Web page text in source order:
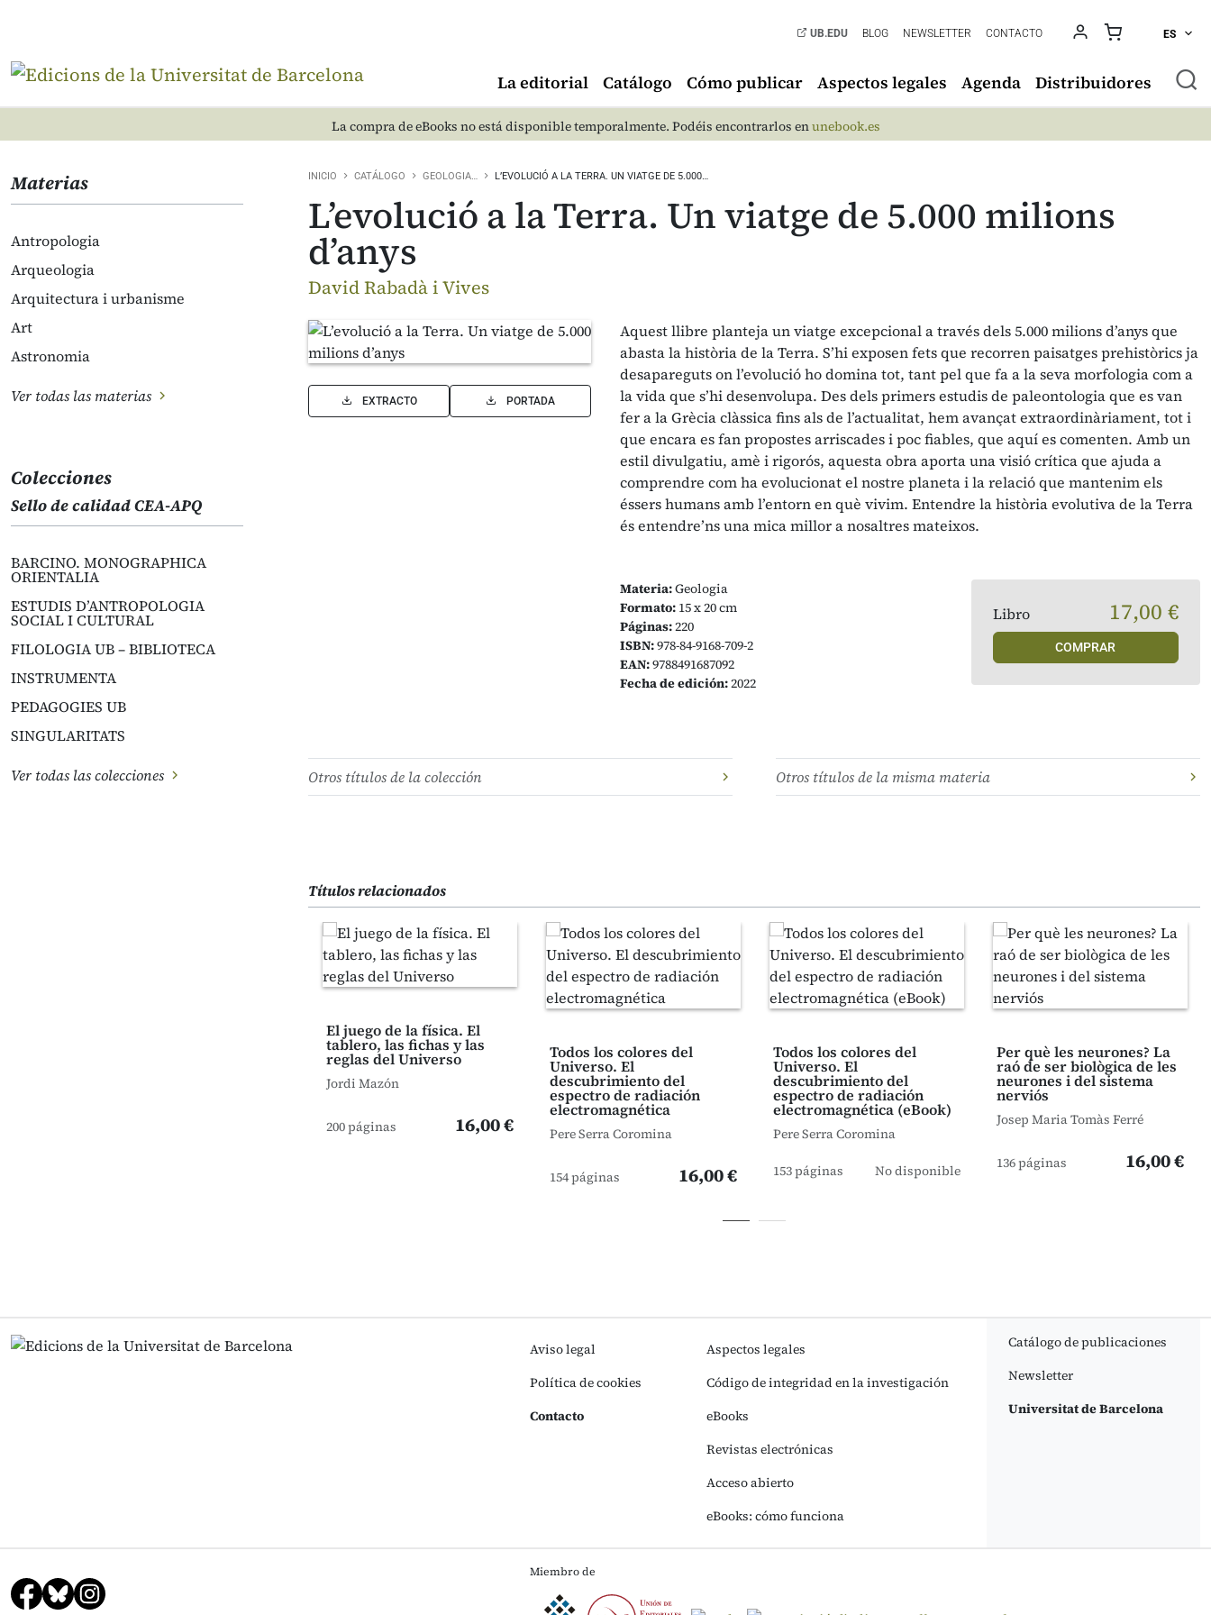
UB.EDU BLOG NEWSLETTER CONTACTO ES
La editorial Catálogo Cómo publicar Aspectos legales Agenda Distribuidores
La compra de eBooks no está disponible temporalmente. Podéis encontrarlos enunebook.es
Materias
Antropologia
Arqueologia
Arquitectura i urbanisme
Art
Astronomia
Ver todas las materias
Colecciones
Sello de calidad CEA-APQ
BARCINO. MONOGRAPHICA
ORIENTALIA
ESTUDIS D’ANTROPOLOGIA
SOCIAL I CULTURAL
FILOLOGIA UB – BIBLIOTECA
INSTRUMENTA
PEDAGOGIES UB
SINGULARITATS
Ver todas las colecciones
INICIO CATÁLOGO GEOLOGIA… L’EVOLUCIÓ A LA TERRA. UN VIATGE DE 5.000…
L’evolució a la Terra. Un viatge de 5.000 milions
d’anys
David Rabadà i Vives
EXTRACTO PORTADA
Aquest llibre planteja un viatge excepcional a través dels 5.000 milions d’anys que
abasta la història de la Terra. S’hi exposen fets que recorren paisatges prehistòrics ja
desapareguts on l’evolució ho domina tot, tant pel que fa a la seva morfologia com a
la vida que s’hi desenvolupa. Des dels primers estudis de paleontologia que es van
fer a la Grècia clàssica fins als de l’actualitat, hem avançat extraordinàriament, tot i
que encara es fan propostes arriscades i poc fiables, que aquí es comenten. Amb un
estil divulgatiu, amè i rigorós, aquesta obra aporta una visió crítica que ajuda a
comprendre com ha evolucionat el nostre planeta i la relació que mantenim els
éssers humans amb l’entorn en què vivim. Entendre la història evolutiva de la Terra
és entendre’ns una mica millor a nosaltres mateixos.
Materia:Geologia
Formato: 15 x 20 cm
Páginas:220
ISBN:978-84-9168-709-2
EAN:9788491687092
Fecha de edición:2022
Libro 17,00 €
COMPRAR
Otros títulos de la colección Otros títulos de la misma materia
Títulos relacionados
El juego de la física. El
tablero, las fichas y las
reglas del Universo
Jordi Mazón
200 páginas 16,00 €
Todos los colores del
Universo. El
descubrimiento del
espectro de radiación
electromagnética
Pere Serra Coromina
154 páginas 16,00 €
Todos los colores del
Universo. El
descubrimiento del
espectro de radiación
electromagnética (eBook)
Pere Serra Coromina
153 páginas No disponible
Per què les neurones? La
raó de ser biològica de les
neurones i del sistema
nerviós
Josep Maria Tomàs Ferré
136 páginas 16,00 €
Aviso legal
Política de cookies
Contacto
Aspectos legales
Código de integridad en la investigación
eBooks
Revistas electrónicas
Acceso abierto
eBooks: cómo funciona
Catálogo de publicaciones
Newsletter
Universitat de Barcelona
Miembro de